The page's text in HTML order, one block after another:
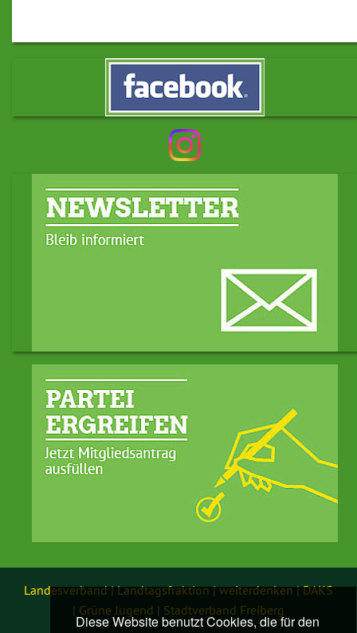
Diese Website benutzt Cookies, die für den
Landesverband|Landtagsfraktion|weiterdenken|DAKS
| Grüne Jugend | Stadtverband Freiberg